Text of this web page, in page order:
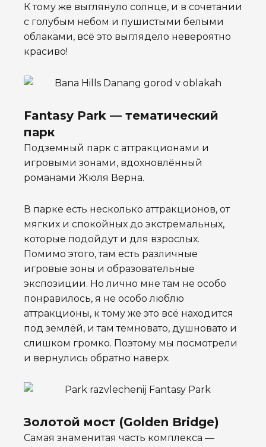
К тому же выглянуло солнце, и в сочетании
с голубым небом и пушистыми белыми
облаками, всё это выглядело невероятно
красиво!
Fantasy Park — тематический
парк
Подземный парк с аттракционами и
игровыми зонами, вдохновлённый
романами Жюля Верна.
В парке есть несколько аттракционов, от
мягких и спокойных до экстремальных,
которые подойдут и для взрослых.
Помимо этого, там есть различные
игровые зоны и образовательные
экспозиции. Но лично мне там не особо
понравилось, я не особо люблю
аттракционы, к тому же это всё находится
под землёй, и там темновато, душновато и
слишком громко. Поэтому мы посмотрели
и вернулись обратно наверх.
Золотой мост (Golden Bridge)
Самая знаменитая часть комплекса —